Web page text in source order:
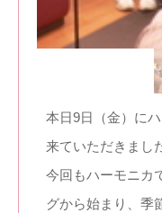
本日9日（金）に
来ていただきまし
今回もハーモニカ
グから始まり、季